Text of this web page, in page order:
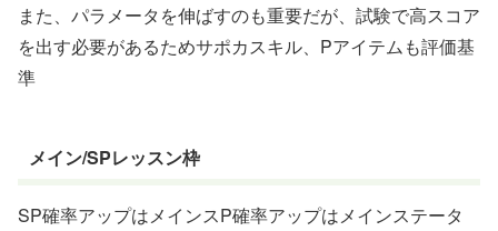
また、パラメータを伸ばすのも重要だが、試験で高スコア
を出す必要があるためサポカスキル、Pアイテムも評価基
準
メイン/SPレッスン枠
SP確率アップはメインスP確率アップはメインステータ